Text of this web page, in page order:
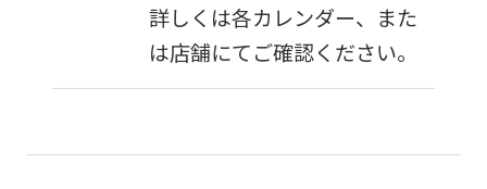
詳しくは各カレンダー、また
は店舗にてご確認ください。